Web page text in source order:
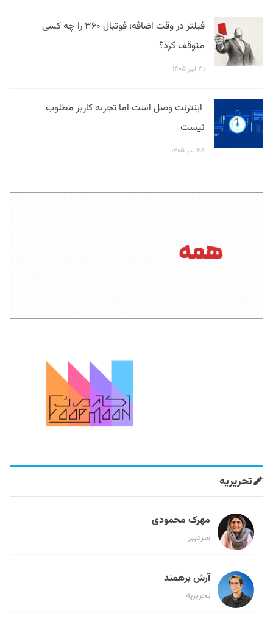
فیلتر در وقت اضافه؛ فوتبال ۳۶۰ را چه کسی
متوقف کرد؟
۳۱ تیر ۱۴۰۵
اینترنت وصل است اما تجربه کاربر مطلوب
نیست
۲۸ تیر ۱۴۰۵
تحریریه
مهرک محمودی
سردبیر
آرش برهمند
تحریریه